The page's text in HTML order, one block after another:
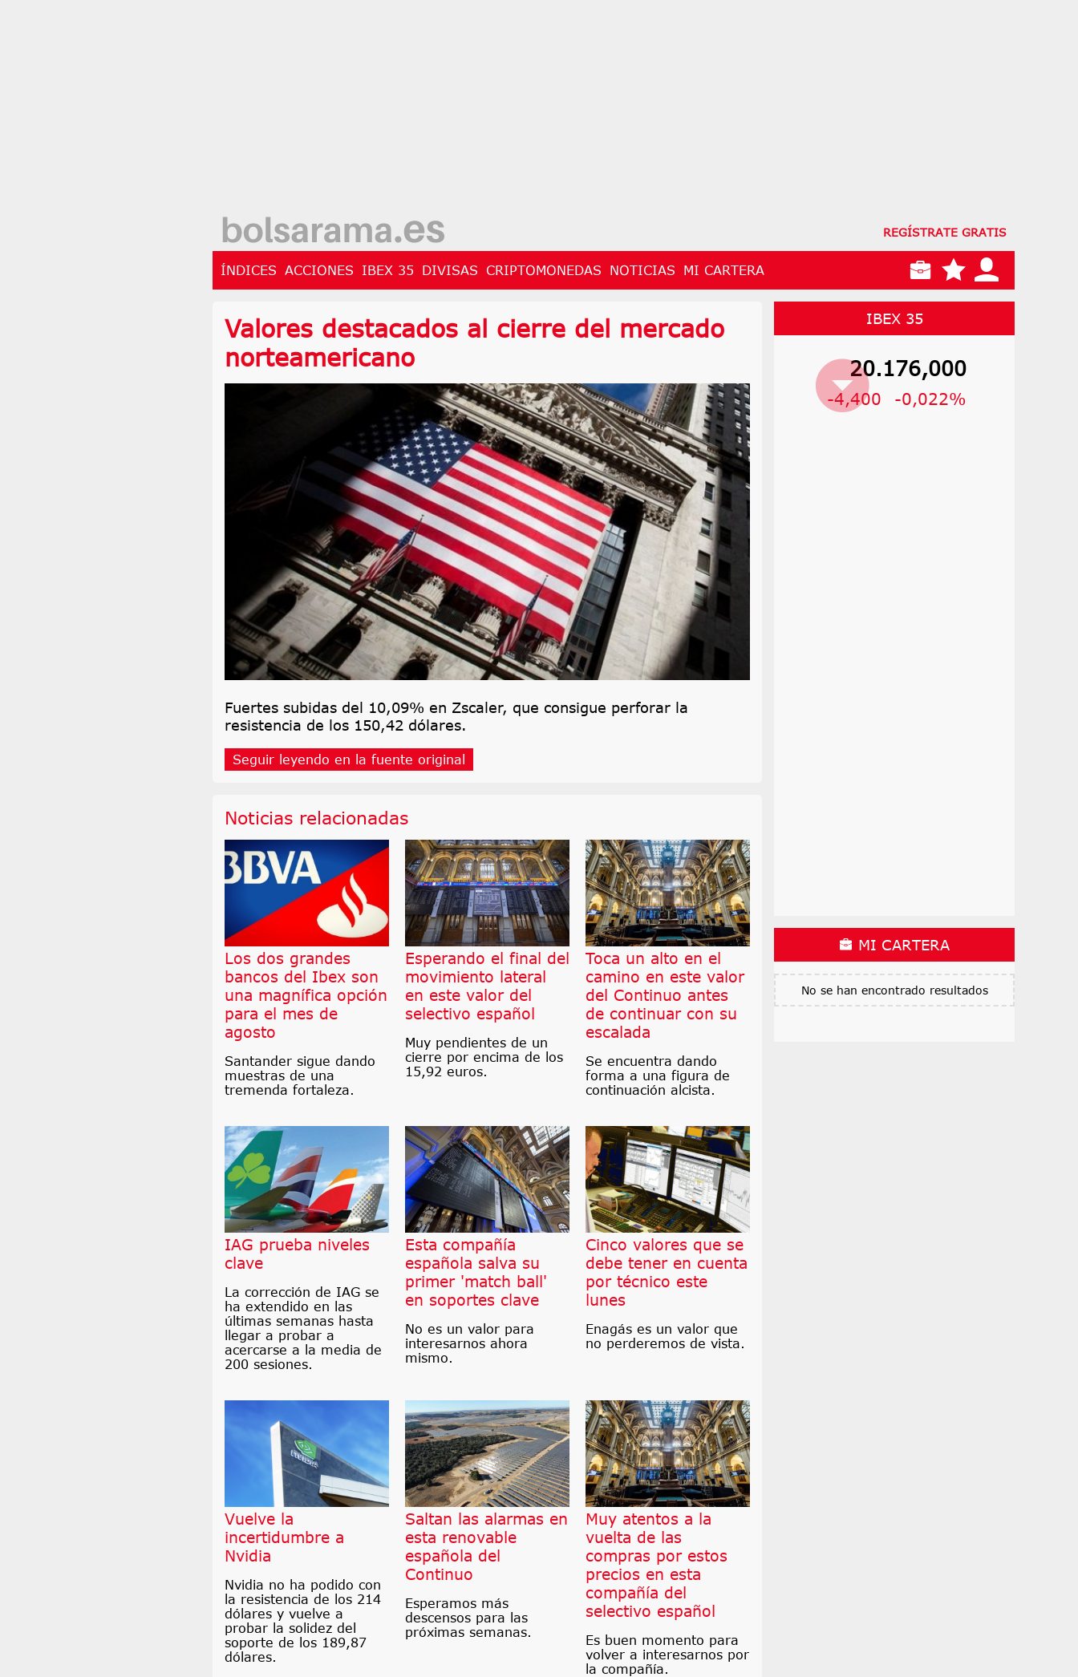
REGÍSTRATE GRATIS
ÍNDICES ACCIONES IBEX 35 DIVISAS CRIPTOMONEDAS NOTICIAS MI CARTERA
Valores destacados al cierre del mercado
norteamericano
Fuertes subidas del 10,09% en Zscaler, que consigue perforar la
resistencia de los 150,42 dólares.
Seguir leyendo en la fuente original
Noticias relacionadas
Los dos grandes
bancos del Ibex son
una magnífica opción
para el mes de
agosto
Santander sigue dando
muestras de una
tremenda fortaleza.
Esperando el final del
movimiento lateral
en este valor del
selectivo español
Muy pendientes de un
cierre por encima de los
15,92 euros.
Toca un alto en el
camino en este valor
del Continuo antes
de continuar con su
escalada
Se encuentra dando
forma a una figura de
continuación alcista.
IAG prueba niveles
clave
La corrección de IAG se
ha extendido en las
últimas semanas hasta
llegar a probar a
acercarse a la media de
200 sesiones.
Esta compañía
española salva su
primer 'match ball'
en soportes clave
No es un valor para
interesarnos ahora
mismo.
Cinco valores que se
debe tener en cuenta
por técnico este
lunes
Enagás es un valor que
no perderemos de vista.
Vuelve la
incertidumbre a
Nvidia
Nvidia no ha podido con
la resistencia de los 214
dólares y vuelve a
probar la solidez del
soporte de los 189,87
dólares.
Saltan las alarmas en
esta renovable
española del
Continuo
Esperamos más
descensos para las
próximas semanas.
Muy atentos a la
vuelta de las
compras por estos
precios en esta
compañía del
selectivo español
Es buen momento para
volver a interesarnos por
la compañía.
IBEX 35
20.176,000
-4,400 -0,022%
MI CARTERA
No se han encontrado resultados